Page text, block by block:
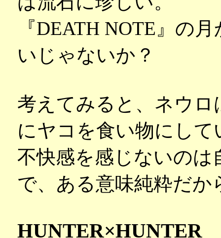
『DEATH NOTE』の
いじゃないか？
考えてみると、ネウロ
にヤコを食い物にし
不快感を感じないのは
で、ある意味純粋だか
HUNTER×HUNTER